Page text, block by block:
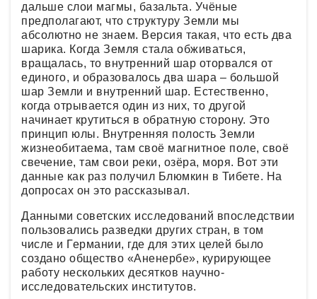
дальше слои магмы, базальта. Учёные
предполагают, что структуру Земли мы
абсолютно не знаем. Версия такая, что есть два
шарика. Когда Земля стала обживаться,
вращалась, то внутренний шар оторвался от
единого, и образовалось два шара – большой
шар Земли и внутренний шар. Естественно,
когда отрывается один из них, то другой
начинает крутиться в обратную сторону. Это
принцип юлы. Внутренняя полость Земли
жизнеобитаема, там своё магнитное поле, своё
свечение, там свои реки, озёра, моря. Вот эти
данные как раз получил Блюмкин в Тибете. На
допросах он это рассказывал.
Данными советских исследований впоследствии
пользовались разведки других стран, в том
числе и Германии, где для этих целей было
создано общество «Аненербе», курирующее
работу нескольких десятков научно-
исследовательских институтов.